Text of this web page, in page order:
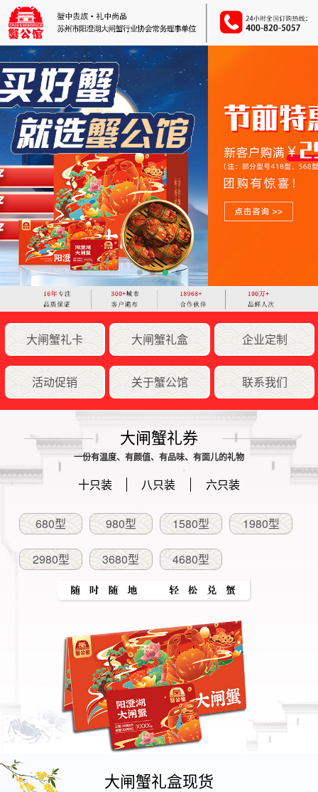
大闸蟹礼卡 大闸蟹礼盒 企业定制
活动促销 关于蟹公馆 联系我们
大闸蟹礼券
一份有温度、有颜值、有品味、有面儿的礼物
十只装 八只装 六只装
680型 980型 1580型 1980型
2980型 3680型 4680型
大闸蟹礼盒现货